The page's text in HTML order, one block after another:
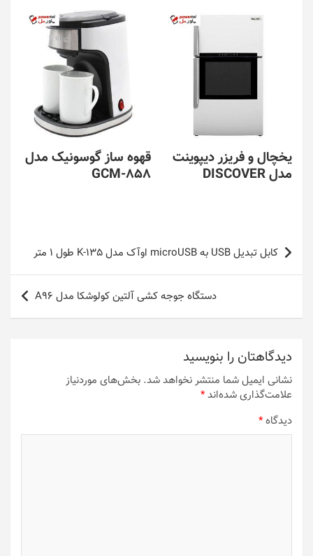
یخچال و فریزر دیپوینت
مدل DISCOVER
قهوه ساز گوسونیک مدل
GCM-858
راهبری
نوشته
کابل تبدیل USB به microUSB اوآک مدل K-135 طول 1 متر
دستگاه جوجه کشی آلتین کولوشکا مدل A96
دیدگاهتان را بنویسید
نشانی ایمیل شما منتشر نخواهد شد. بخش‌های موردنیاز
علامت‌گذاری شده‌اند*
دیدگاه*